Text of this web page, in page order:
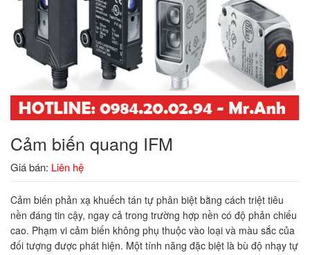
Cảm biến quang IFM
Giá bán: Liên hệ
Cảm biến phản xạ khuếch tán tự phân biệt bằng cách triệt tiêu
nền đáng tin cậy, ngay cả trong trường hợp nền có độ phản chiếu
cao. Phạm vi cảm biến không phụ thuộc vào loại và màu sắc của
đối tượng được phát hiện. Một tính năng đặc biệt là bù độ nhạy tự